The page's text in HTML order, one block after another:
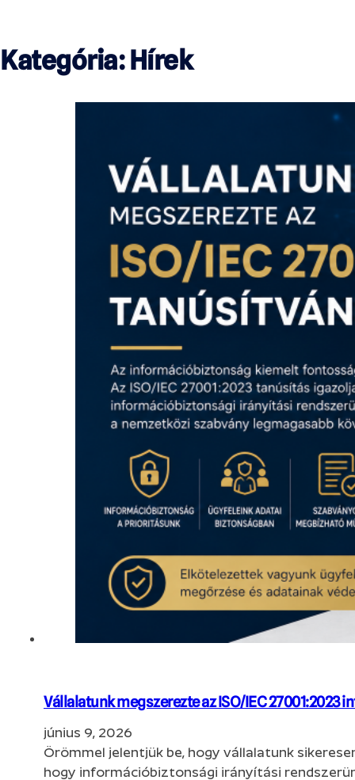
Kategória:Hírek
Vállalatunk megszerezte az ISO/IEC
június 9, 2026
Örömmel jelentjük be, hogy vállalatunk
hogy információbiztonsági irányítási